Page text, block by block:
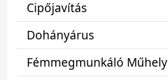
Cipőjavítás
Dohányárus
Fémmegmunkáló Műhely